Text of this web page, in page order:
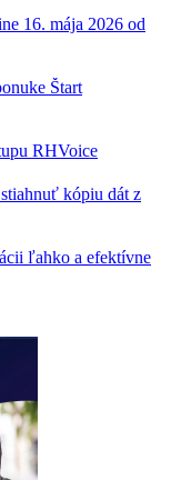
16. mája 2026 od
Štart
RHVoice
kópiu dát z
ľahko a efektívne